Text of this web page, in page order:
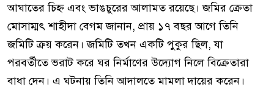
আঘাতের চিহ্ন এবং ভাঙচুরের আলামত রয়েছে। জমির ক্রেতা
মোসাম্মৎ শাহীদা বেগম জানান, প্রায় ১৭ বছর আগে তিনি
জমিটি ক্রয় করেন। জমিটি তখন একটি পুকুর ছিল, যা
পরবর্তীতে ভরাট করে ঘর নির্মাণের উদ্যোগ নিলে বিক্রেতারা
বাধা দেন। এ ঘটনায় তিনি আদালতে মামলা দায়ের করেন।